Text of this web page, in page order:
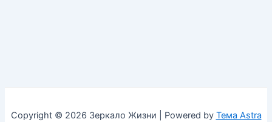
Copyright © 2026 Зеркало Жизни | Powered by Тема Astra